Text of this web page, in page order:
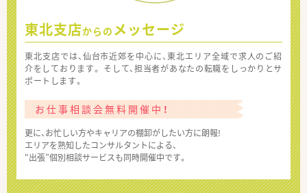
東北支店からの メッセージ
東北支店では、仙台市近郊を中心に、東北エリア全域で求人のご紹
介をしております。 そして、担当者があなたの転職をしっかりとサ
ポートします。
お仕事相談会無料開催中！
更に、お忙しい方やキャリアの棚卸がしたい方に朗報!
エリアを熟知したコンサルタントによる、
“出張”個別相談サービスも同時開催中です。